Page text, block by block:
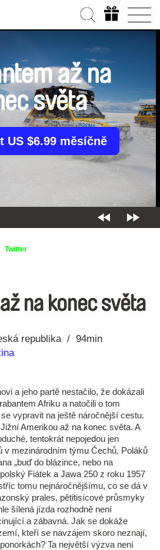
až na
světa
US $6.99 měsíčně
Twitter
na konec světa
republika
94min
a jeho partě nestačilo, že dokázali
Afriku a natočili o tom
vypravit na ještě náročnější cestu.
Amerikou až na konec světa. A
tentokrát nepojedou jen
v mezinárodním týmu Čechů, Poláků
„buď do blázince, nebo na
Fiátek a Jawa 250 z roku 1957
tomu nejnáročnějšímu, co se dá v
prales, pětitisícové průsmyky
šílená jízda rozhodně není
a zábavná. Jak se dokáže
kteří se navzájem skoro neznají,
Ta největší výzva není